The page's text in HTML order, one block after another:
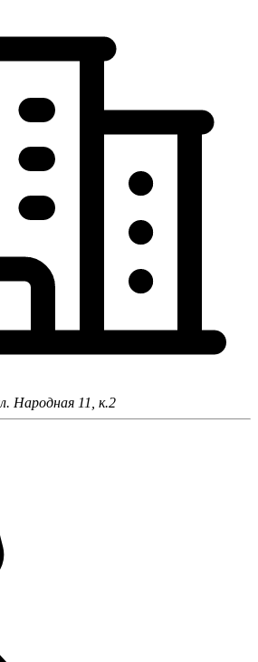
Народная 11, к.2